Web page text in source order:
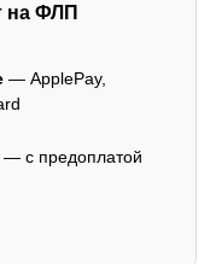
на ФЛП
— ApplePay,
— с предоплатой